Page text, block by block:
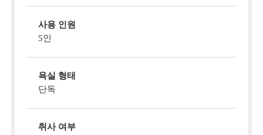
사용 인원
5인
욕실 형태
단독
취사 여부